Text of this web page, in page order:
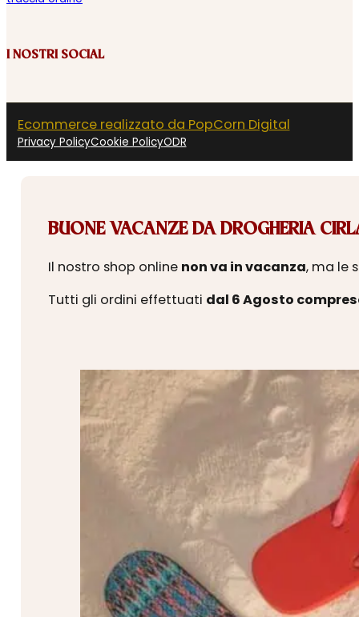
I NOSTRI SOCIAL
Ecommerce realizzato da PopCorn Digital
Privacy PolicyCookie PolicyODR
BUONE VACANZE DA DROGHERIA
Il nostro shop online non va in vacanza, ma le
Tutti gli ordini effettuati dal 6 Agosto